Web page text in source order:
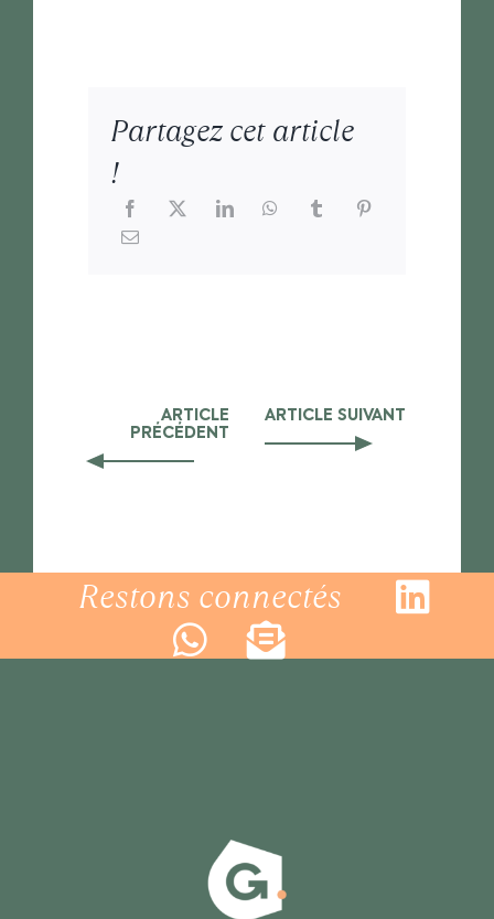
Partagez cet article
!
ARTICLE
PRÉCÉDENT
ARTICLE SUIVANT
Restons connectés